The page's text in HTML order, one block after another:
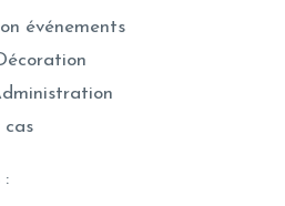
événements
cas
: